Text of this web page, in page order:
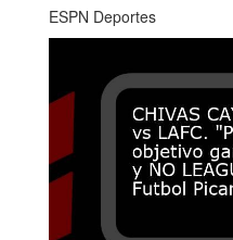
ESPN Deportes